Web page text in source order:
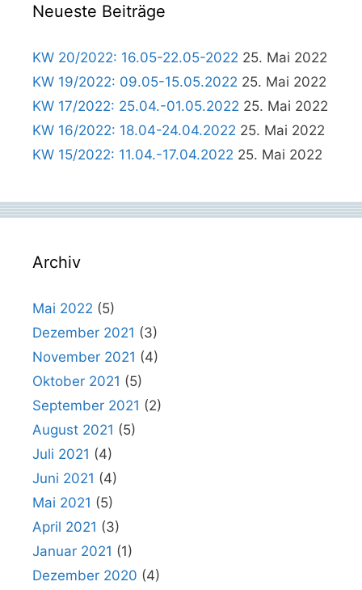
Neueste Beiträge
KW 20/2022: 16.05-22.05-2022 25. Mai 2022
KW 19/2022: 09.05-15.05.2022 25. Mai 2022
KW 17/2022: 25.04.-01.05.2022 25. Mai 2022
KW 16/2022: 18.04-24.04.2022 25. Mai 2022
KW 15/2022: 11.04.-17.04.2022 25. Mai 2022
Archiv
Mai 2022 (5)
Dezember 2021 (3)
November 2021 (4)
Oktober 2021 (5)
September 2021 (2)
August 2021 (5)
Juli 2021 (4)
Juni 2021 (4)
Mai 2021 (5)
April 2021 (3)
Januar 2021 (1)
Dezember 2020 (4)